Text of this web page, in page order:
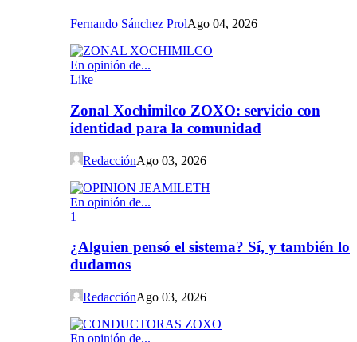
Fernando Sánchez ProlAgo 04, 2026
En opinión de...
Like
Zonal Xochimilco ZOXO: servicio con
identidad para la comunidad
RedacciónAgo 03, 2026
En opinión de...
1
¿Alguien pensó el sistema? Sí, y también lo
dudamos
RedacciónAgo 03, 2026
En opinión de...